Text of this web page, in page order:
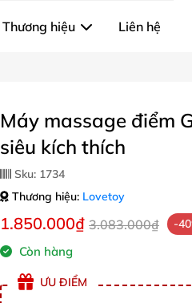
Thương hiệu Liên hệ
Máy massage điểm
siêu kích thích
Sku: 1734
Thương hiệu: Lovetoy
1.850.000₫ 3.083.000₫ -
Còn hàng
ƯU ĐIỂM